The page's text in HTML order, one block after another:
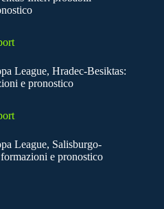
League, Hradec-Besiktas:
e pronostico
League, Salisburgo-
e pronostico